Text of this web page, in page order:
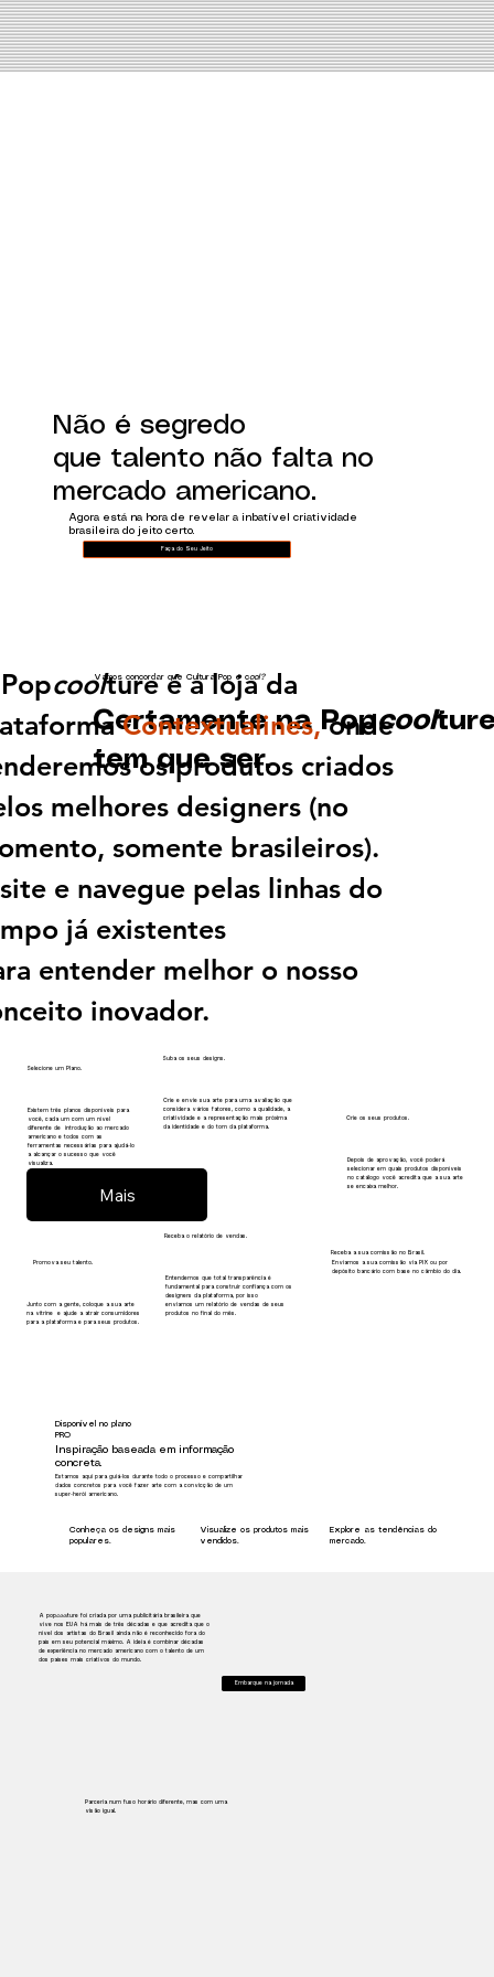
Não é segredo
que talento não falta no
mercado americano.
Agora está na hora de revelar a inbatível criatividade
brasileira do jeito certo.
Faça do Seu Jeito
Vamos concordar que Cultura Pop é cool?
Certamente na Popcool
tem que ser.
coolture é a loja da
Contextualines,onde
os produtos criados
melhores designers (no
somente brasileiros).
e navegue pelas linhas do
já existentes
entender melhor o nosso
inovador.
Selecione um Plano.
Existem três planos disponíveis para
você, cada um com um nível
diferente de introdução ao mercado
americano e todos com as
ferramentas necessárias para ajudá-lo
a alcançar o sucesso que você
visualiza.
Suba os seus designs.
Crie e envie sua arte para uma avaliação que
considera vários fatores, como a qualidade, a
criatividade e a representação mais próxima
da identidade e do tom da plataforma.
Crie os seus produtos.
Depois de aprovação, você poderá
selecionar em quais produtos disponíveis
no catálogo você acredita que a sua arte
se encaixa melhor.
Promova seu talento.
Junto com a gente, coloque a sua arte
na vitrine e ajude a atrair consumidores
para a plataforma e para seus produtos.
Receba o relatório de vendas.
Entendemos que total transparência é
fundamental para construir confiança com os
designers da plataforma, por isso
enviamos um relatório de vendas de seus
produtos no final do mês.
Receba a sua comissão no Brasil.
Enviamos a sua comissão via PIX ou por
depósito bancário com base no câmbio do dia.
Disponível no plano
PRO
Inspiração baseada em informação
concreta.
Estamos aqui para guiá-los durante todo o processo e compartilhar
dados concretos para você fazer arte com a convicção de um
super-herói americano.
Conheça os designs mais
populares.
Visualize os produtos mais
vendidos.
Explore as tendências do
mercado.
Parceria num fuso horário diferente, mas com uma
visão igual.
A popcoolture foi criada por uma publicitária brasileira que
vive nos EUA há mais de três décadas e que acredita que o
nível dos artistas do Brasil ainda não é reconhecido fora do
país em seu potencial máximo. A ideia é combinar décadas
de experiência no mercado americano com o talento de um
dos países mais criativos do mundo.
Embarque na jornada